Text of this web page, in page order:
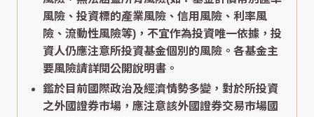
風險、投資標的產業風險、信用風險、利率風
險、流動性風險等)，不宜作為投資唯一依據，投
資人仍應注意所投資基金個別的風險。各基金主
要風險請詳閱公開說明書。
鑑於目前國際政治及經濟情勢多變，對於所投資
之外國證券市場，應注意該外國證券交易市場國